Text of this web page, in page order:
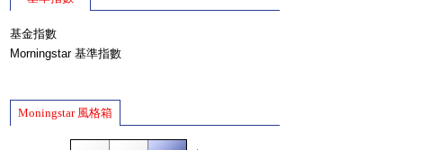
基金指數
Morningstar 基準指數
Moningstar 風格箱